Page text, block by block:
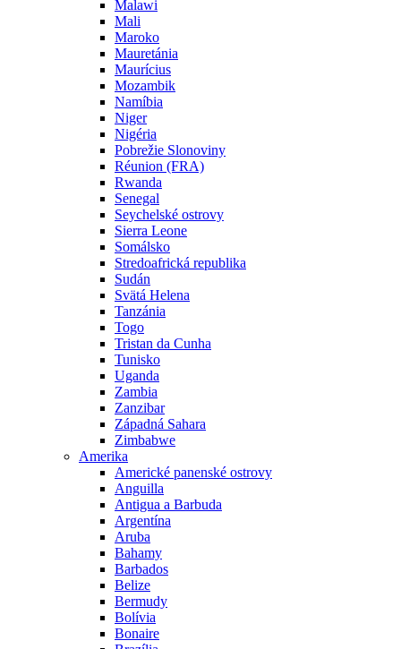
Malawi
Mali
Maroko
Mauretánia
Maurícius
Mozambik
Namíbia
Niger
Nigéria
Pobrežie Slonoviny
Réunion (FRA)
Rwanda
Senegal
Seychelské ostrovy
Sierra Leone
Somálsko
Stredoafrická republika
Sudán
Svätá Helena
Tanzánia
Togo
Tristan da Cunha
Tunisko
Uganda
Zambia
Zanzibar
Západná Sahara
Zimbabwe
Amerika
Americké panenské ostrovy
Anguilla
Antigua a Barbuda
Argentína
Aruba
Bahamy
Barbados
Belize
Bermudy
Bolívia
Bonaire